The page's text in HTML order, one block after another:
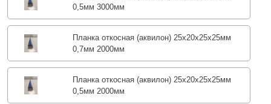
0,5мм 3000мм
Планка откосная (аквилон) 25х20х25х25мм
0,7мм 2000мм
Планка откосная (аквилон) 25х20х25х25мм
0,5мм 2000мм